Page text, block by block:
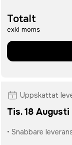
Totalt
exkl moms
Uppskattat
Tis. 18 Augusti
• Snabbare